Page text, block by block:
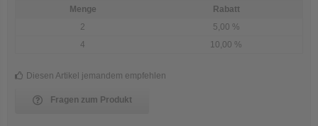
Menge
Rabatt
2
5,00 %
4
10,00 %
Diesen Artikel jemandem empfehlen
Fragen zum Produkt